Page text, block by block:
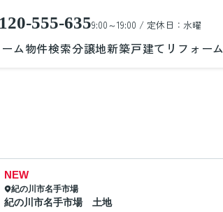
555-6359:00～19:00 / 定休日：水曜
ム物件検索分譲地新築戸建て リフォーム
NEW
紀の川市名手市場
紀の川市名手市場 土地